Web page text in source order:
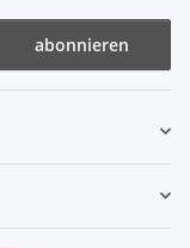
abonnieren